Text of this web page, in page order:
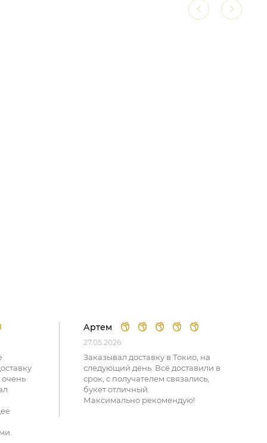
Артем
27.05.2026
Заказывал доставку в Токио, на
следующий день. Всё доставили в
срок, с получателем связались,
букет отличный.
Максимально рекомендую!